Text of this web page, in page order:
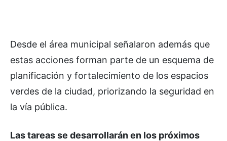
Desde el área municipal señalaron además que
estas acciones forman parte de un esquema de
planificación y fortalecimiento de los espacios
verdes de la ciudad, priorizando la seguridad en
la vía pública.
Las tareas se desarrollarán en los próximos